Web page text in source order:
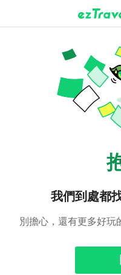
我們到處都
別擔心，還有更多好玩